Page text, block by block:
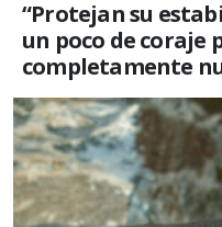
“Protejan su
un poco de coraje
completamente